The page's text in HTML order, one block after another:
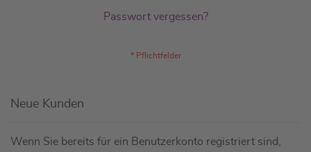
Passwort vergessen?
Neue Kunden
Wenn Sie bereits für ein Benutzerkonto registriert sind,